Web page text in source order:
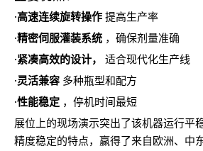
·高速连续旋转操作 提高生产率
·精密伺服灌装系统 ，确保剂量准确
·紧凑高效的设计，
适合现代化生产线
·灵活兼容 多种瓶型和配方
·性能稳定 ，停机时间最短
展位上的现场演示突出了该机器运行平
精度稳定的特点，赢得了来自欧洲、中